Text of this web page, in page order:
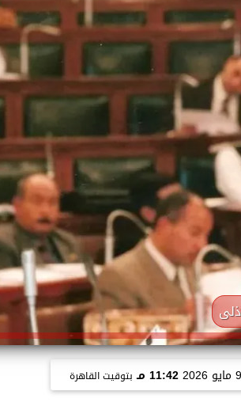
11:42 مـ بتوقيت القاهرة